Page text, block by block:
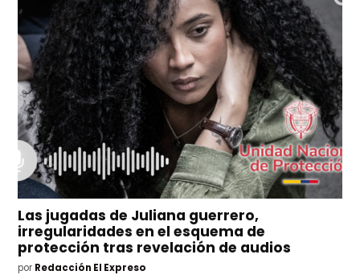
Las jugadas de Juliana guerrero,
irregularidades en el esquema de
protección tras revelación de audios
por Redacción El Expreso